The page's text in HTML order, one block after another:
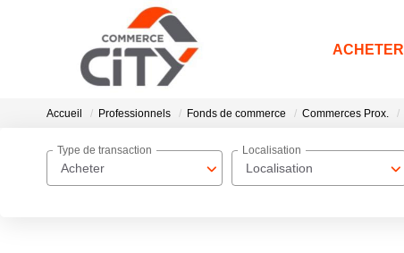
ACHETER
Accueil Professionnels Fonds de commerce Commerces Prox.
Acheter
Type de transaction
Localisation
Localisation